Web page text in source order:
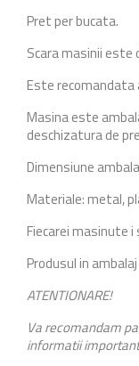
Pret per bucata.
Scara masinii este
Este recomandata
Masina este
deschizatura de
Dimensiune
Materiale: metal,
Fiecarei masinute i
Produsul in
ATENTIONARE!
Va recomandam
informatii